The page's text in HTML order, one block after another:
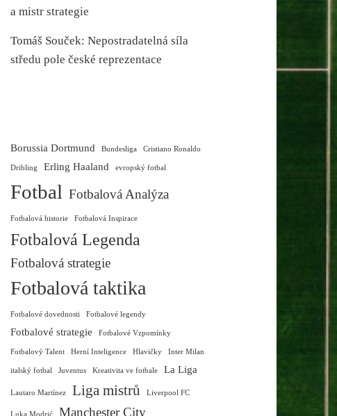
a mistr strategie
Tomáš Souček: Nepostradatelná síla
středu pole české reprezentace
Borussia Dortmund Bundesliga Cristiano Ronaldo
Dribling Erling Haaland evropský fotbal
Fotbal Fotbalová Analýza
Fotbalová historie Fotbalová Inspirace
Fotbalová Legenda
Fotbalová strategie
Fotbalová taktika
Fotbalové dovednosti Fotbalové legendy
Fotbalové strategie Fotbalové Vzpomínky
Fotbalový Talent Herní Inteligence Hlavičky Inter Milan
italský fotbal Juventus Kreativita ve fotbale La Liga
Lautaro Martínez Liga mistrů Liverpool FC
Luka Modrić Manchester City